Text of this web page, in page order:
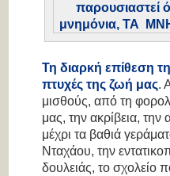
παρουσιαστεί
μνημόνια, ΤΑ
Τη διαρκή επίθεση
πτυχές της ζωή μας.
μισθούς, από τη
μας, την ακρίβεια,
μέχρι τα βαθιά
Νταχάου, την
δουλειάς, το σχολείο